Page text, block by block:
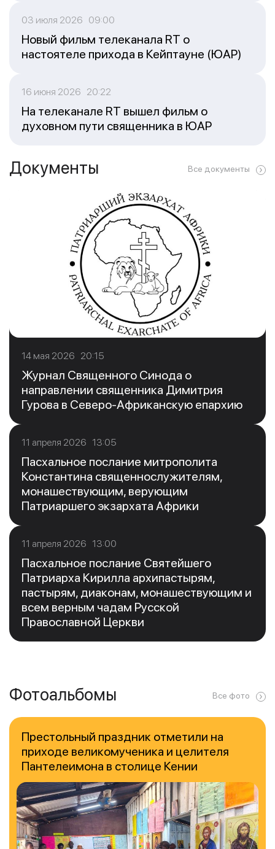
03 июля 2026 09:00
Новый фильм телеканала RT о
настоятеле прихода в Кейптауне (ЮАР)
16 июня 2026 20:22
На телеканале RT вышел фильм о
духовном пути священника в ЮАР
Документы Все документы
14 мая 2026 20:15
Журнал Священного Синода о
направлении священника Димитрия
Гурова в Северо-Африканскую епархию
11 апреля 2026 13:05
Пасхальное послание митрополита
Константина священнослужителям,
монашествующим, верующим
Патриаршего экзархата Африки
11 апреля 2026 13:00
Пасхальное послание Святейшего
Патриарха Кирилла архипастырям,
пастырям, диаконам, монашествующим и
всем верным чадам Русской
Православной Церкви
Фотоальбомы Все фото
Престольный праздник отметили на
приходе великомученика и целителя
Пантелеимона в столице Кении